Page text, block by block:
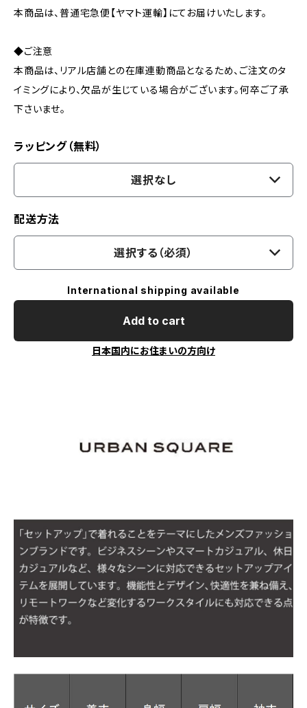
本商品は、普通宅急便【ヤマト運輸】にてお届けいたします。
◆ご注意
本商品は、リアル店舗との在庫連動商品となるため、ご注文のタ
イミングにより、欠品が生じている場合がございます。何卒ご了承
下さいませ。
ラッピング（無料）
選択なし
配送方法
選択する（必須）
International shipping available
Add to cart
日本国内にお住まいの方向け